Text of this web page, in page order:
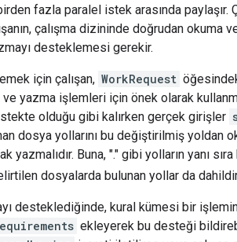
fazla paralel istek arasında paylaşır.
çalışma dizininde doğrudan okuma
desteklemesi gerekir.
için çalışan, WorkRequest
yazma işlemleri için önek olarak
olduğu gibi kalırken gerçek girişler
dosya yollarını bu değiştirilmiş yoldan
yazmalıdır. Buna, "." gibi yolların yanı
dosyalarda bulunan yollar da
desteklediğinde, kural kümesi bir
ekleyerek bu desteği